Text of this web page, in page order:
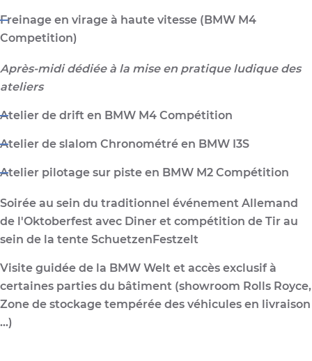
Freinage en virage à haute vitesse (BMW M4
Competition)
Après-midi dédiée à la mise en pratique ludique des
ateliers
Atelier de drift en BMW M4 Compétition
Atelier de slalom Chronométré en BMW I3S
Atelier pilotage sur piste en BMW M2 Compétition
Soirée au sein du traditionnel événement Allemand
de l'Oktoberfest avec Diner et compétition de Tir au
sein de la tente SchuetzenFestzelt
Visite guidée de la BMW Welt et accès exclusif à
certaines parties du bâtiment (showroom Rolls Royce,
Zone de stockage tempérée des véhicules en livraison
...)